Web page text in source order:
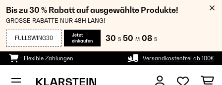
Bis zu 30 % Rabatt auf ausgewählte Produkte!
GROSSE RABATTE NUR 48H LANG!
FULLSWING30
Jetzt
einkaufen
30 S 50 M 07 S
Flexible Zahlungen Versandkostenfrei ab 100€